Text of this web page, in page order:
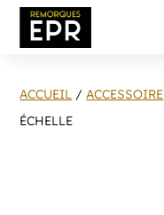
ACCUEIL /ACCESSOIRE
ÉCHELLE